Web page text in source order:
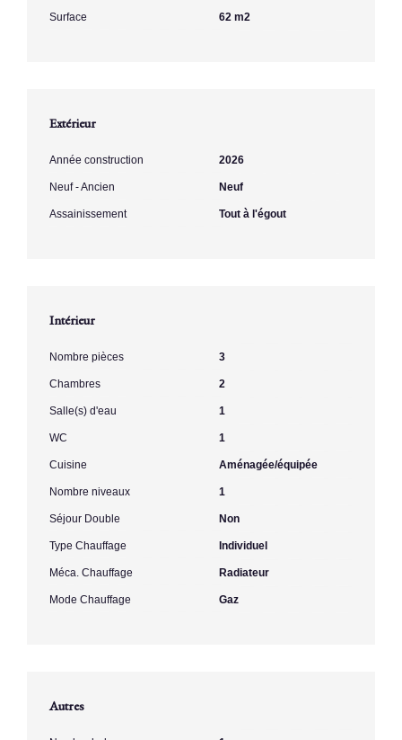
Surface 62 m2
Extérieur
Année construction 2026
Neuf - Ancien Neuf
Assainissement Tout à l'égout
Intérieur
Nombre pièces 3
Chambres 2
Salle(s) d'eau 1
WC 1
Cuisine Aménagée/équipée
Nombre niveaux 1
Séjour Double Non
Type Chauffage Individuel
Méca. Chauffage Radiateur
Mode Chauffage Gaz
Autres